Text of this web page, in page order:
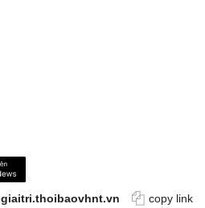
giaitri.thoibaovhnt.vn copy link